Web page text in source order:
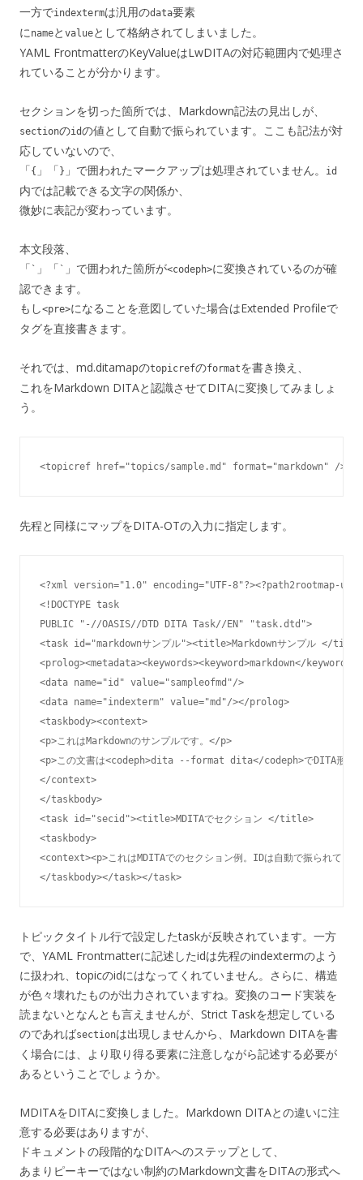
一方でindextermは汎用のdata要素
に nameと valueとして格納されてしまいました。
YAML FrontmatterのKeyValueはLwDITAの対応範囲内で処理さ
れていることが分かります。
セクションを切った箇所では、Markdown記法の見出しが、
sectionのidの値として自動で振られています。ここも記法が対
応していないので、
「{ 」「} 」で囲われたマークアップは処理されていません。 id
内では記載できる文字の関係か、
微妙に表記が変わっています。
本文段落、
「 ` 」「 ` 」で囲われた箇所が<codeph>に変換されているのが確
認できます。
もし<pre>になることを意図していた場合はExtended Profileで
タグを直接書きます。
それでは、md.ditamapのtopicrefのformatを書き換え、
これをMarkdown DITAと認識させてDITAに変換してみましょ
う。
<topicref href="topics/sample.md" format="markdown" />
先程と同様にマップをDITA-OTの入力に指定します。
<?xml version="1.0" encoding="UTF-8"?><?path2rootmap-
<!DOCTYPE task
PUBLIC "-//OASIS//DTD DITA Task//EN" "task.dtd">
<task id="markdownサンプル"><title>Markdownサンプル </
<prolog><metadata><keywords><keyword>markdown</
<data name="id" value="sampleofmd"/>
<data name="indexterm" value="md"/></prolog>
<taskbody><context>
<p>これはMarkdownのサンプルです。</p>
<p>この文書は<codeph>dita --format dita</codeph>でDITA形式に
</context>
</taskbody>
<task id="secid"><title>MDITAでセクション </title>
<taskbody>
<context><p>これはMDITAでのセクション例。IDは自動で振られて
</taskbody></task></task>
トピックタイトル行で設定したtaskが反映されています。一方
で、YAML Frontmatterに記述したidは先程のindextermのよう
に扱われ、topicのidにはなってくれていません。さらに、構造
が色々壊れたものが出力されていますね。変換のコード実装を
読まないとなんとも言えませんが、Strict Taskを想定している
のであればsectionは出現しませんから、Markdown DITAを書
く場合には、より取り得る要素に注意しながら記述する必要が
あるということでしょうか。
MDITAをDITAに変換しました。Markdown DITAとの違いに注
意する必要はありますが、
ドキュメントの段階的なDITAへのステップとして、
あまりピーキーではない制約のMarkdown文書をDITAの形式へ